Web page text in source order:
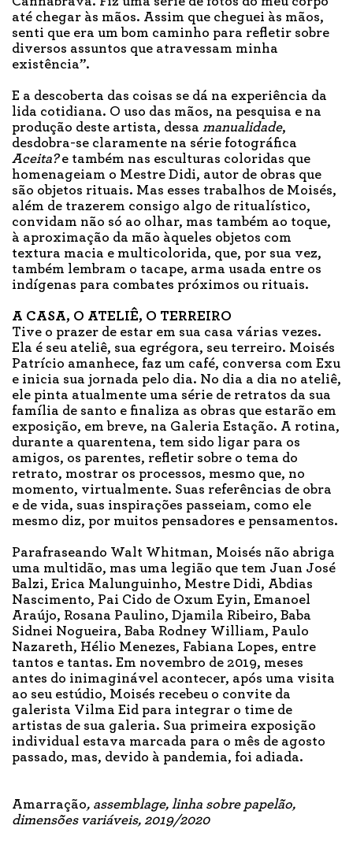
até chegar às mãos. Assim que cheguei às mãos,
senti que era um bom caminho para refletir sobre
diversos assuntos que atravessam minha
existência”.
E a descoberta das coisas se dá na experiência da
lida cotidiana. O uso das mãos, na pesquisa e na
produção deste artista, dessa manualidade,
desdobra-se claramente na série fotográfica
Aceita?e também nas esculturas coloridas que
homenageiam o Mestre Didi, autor de obras que
são objetos rituais. Mas esses trabalhos de Moisés,
além de trazerem consigo algo de ritualístico,
convidam não só ao olhar, mas também ao toque,
à aproximação da mão àqueles objetos com
textura macia e multicolorida, que, por sua vez,
também lembram o tacape, arma usada entre os
indígenas para combates próximos ou rituais.
A CASA, O ATELIÊ, O TERREIRO
Tive o prazer de estar em sua casa várias vezes.
Ela é seu ateliê, sua egrégora, seu terreiro. Moisés
Patrício amanhece, faz um café, conversa com Exu
e inicia sua jornada pelo dia. No dia a dia no ateliê,
ele pinta atualmente uma série de retratos da sua
família de santo e finaliza as obras que estarão em
exposição, em breve, na Galeria Estação. A rotina,
durante a quarentena, tem sido ligar para os
amigos, os parentes, refletir sobre o tema do
retrato, mostrar os processos, mesmo que, no
momento, virtualmente. Suas referências de obra
e de vida, suas inspirações passeiam, como ele
mesmo diz, por muitos pensadores e pensamentos.
Parafraseando Walt Whitman, Moisés não abriga
uma multidão, mas uma legião que tem Juan José
Balzi, Erica Malunguinho, Mestre Didi, Abdias
Nascimento, Pai Cido de Oxum Eyin, Emanoel
Araújo, Rosana Paulino, Djamila Ribeiro, Baba
Sidnei Nogueira, Baba Rodney William, Paulo
Nazareth, Hélio Menezes, Fabiana Lopes, entre
tantos e tantas. Em novembro de 2019, meses
antes do inimaginável acontecer, após uma visita
ao seu estúdio, Moisés recebeu o convite da
galerista Vilma Eid para integrar o time de
artistas de sua galeria. Sua primeira exposição
individual estava marcada para o mês de agosto
passado, mas, devido à pandemia, foi adiada.
Amarração, assemblage, linha sobre papelão,
dimensões variáveis, 2019/2020